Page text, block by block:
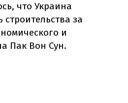
что Украина
за
и
Пак Вон Сун.